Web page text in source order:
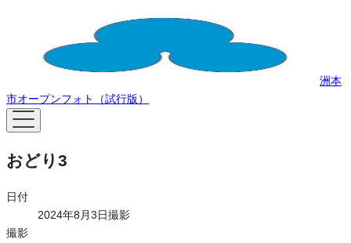
洲本
市オープンフォト（試行版）
おどり3
日付
2024年8月3日撮影
撮影